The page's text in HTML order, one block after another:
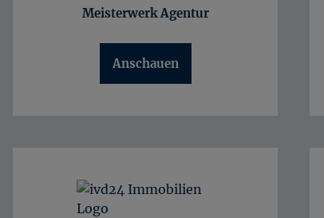
Grundstück verkaufen Bad Langensalza
Grundstück verkaufen Sömmerda
Meisterwerk Agentur
Anschauen